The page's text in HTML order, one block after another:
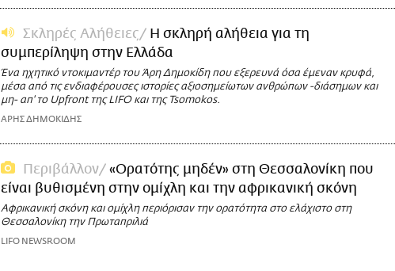
Σκληρές Αλήθειες
Η σκληρή αλήθεια για τη
συμπερίληψη στην Ελλάδα
Ένα ηχητικό ντοκιμαντέρ του Άρη Δημοκίδη που εξερευνά όσα έμεναν κρυφά,
μέσα από τις ενδιαφέρουσες ιστορίες αξιοσημείωτων ανθρώπων -διάσημων και
μη- απ' το Upfront της LIFO και της Tsomokos.
ΑΡΗΣ ΔΗΜΟΚΙΔΗΣ
Περιβάλλον
«Ορατότης μηδέν» στη Θεσσαλονίκη που
είναι βυθισμένη στην ομίχλη και την αφρικανική σκόνη
Αφρικανική σκόνη και ομίχλη περιόρισαν την ορατότητα στο ελάχιστο στη
Θεσσαλονίκη την Πρωταπριλιά
LIFO NEWSROOM